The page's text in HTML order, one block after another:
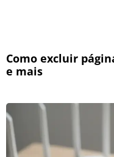
Como excluir
e mais